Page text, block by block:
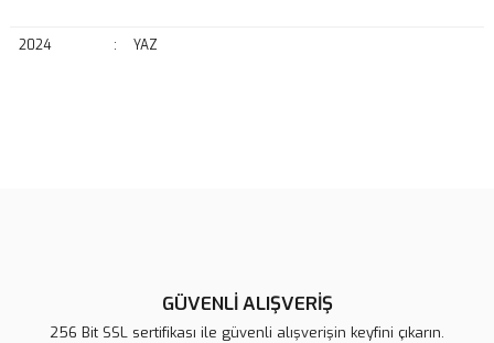
2024 : YAZ
Ürün açıklamasında eksik bilgiler bulunuyor.
GÜVENLİ ALIŞVERİŞ
256 Bit SSL sertifikası ile güvenli alışverişin keyfini çıkarın.